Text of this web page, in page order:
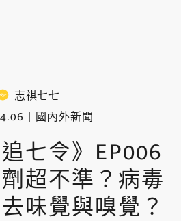
志祺七七
國內外新聞
七令》EP006
超不準？病毒
味覺與嗅覺？